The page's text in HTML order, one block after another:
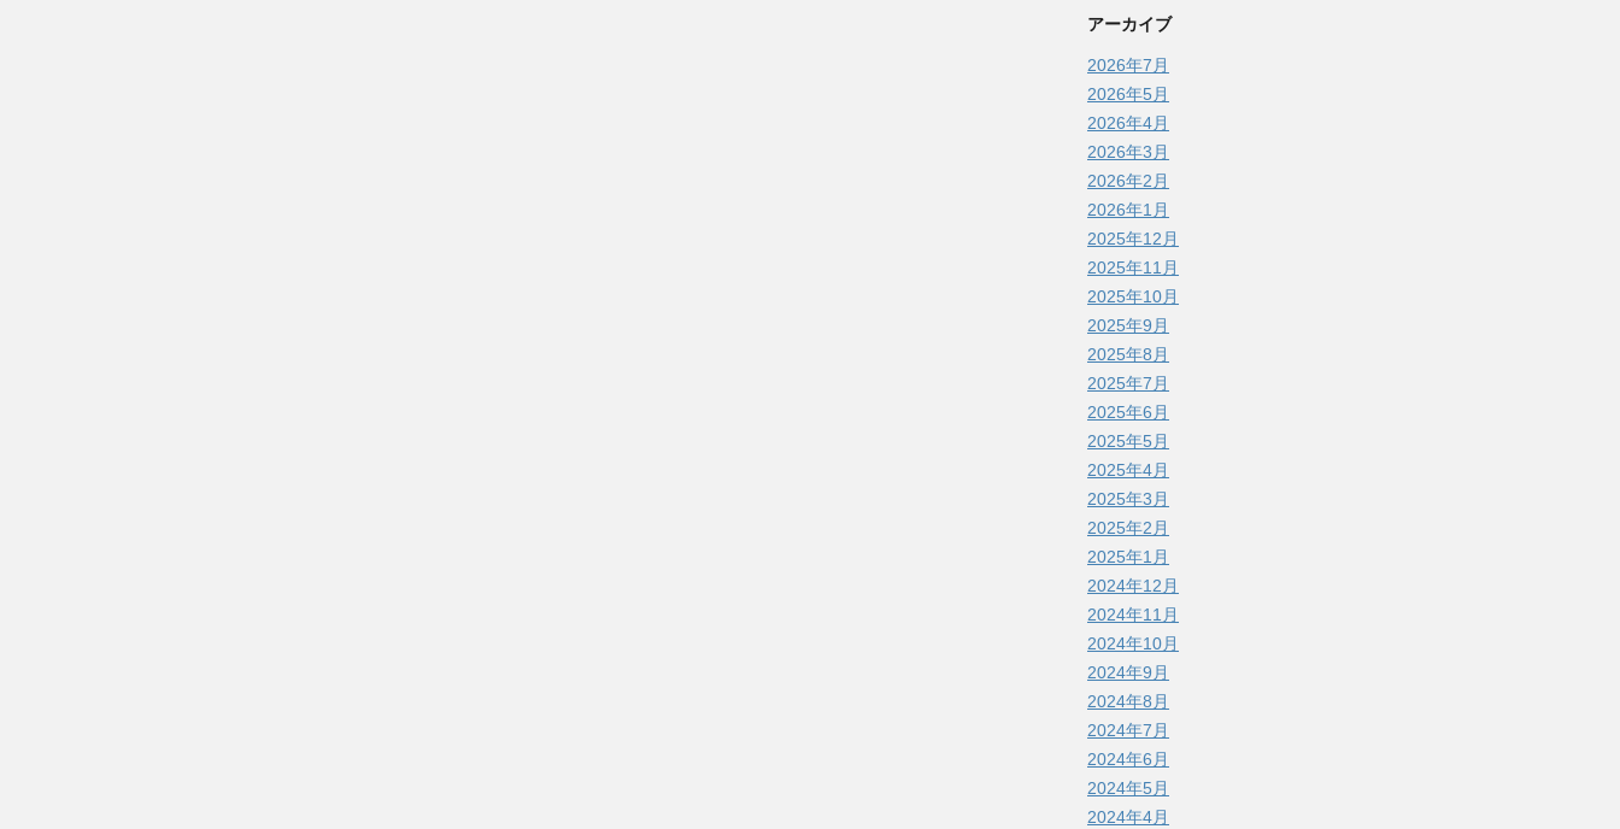
アーカイブ
2026年7月
2026年5月
2026年4月
2026年3月
2026年2月
2026年1月
2025年12月
2025年11月
2025年10月
2025年9月
2025年8月
2025年7月
2025年6月
2025年5月
2025年4月
2025年3月
2025年2月
2025年1月
2024年12月
2024年11月
2024年10月
2024年9月
2024年8月
2024年7月
2024年6月
2024年5月
2024年4月